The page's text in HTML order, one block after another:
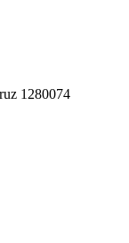
1280074